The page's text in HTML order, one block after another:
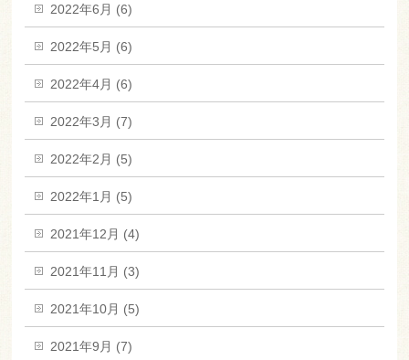
2022年6月 (6)
2022年5月 (6)
2022年4月 (6)
2022年3月 (7)
2022年2月 (5)
2022年1月 (5)
2021年12月 (4)
2021年11月 (3)
2021年10月 (5)
2021年9月 (7)